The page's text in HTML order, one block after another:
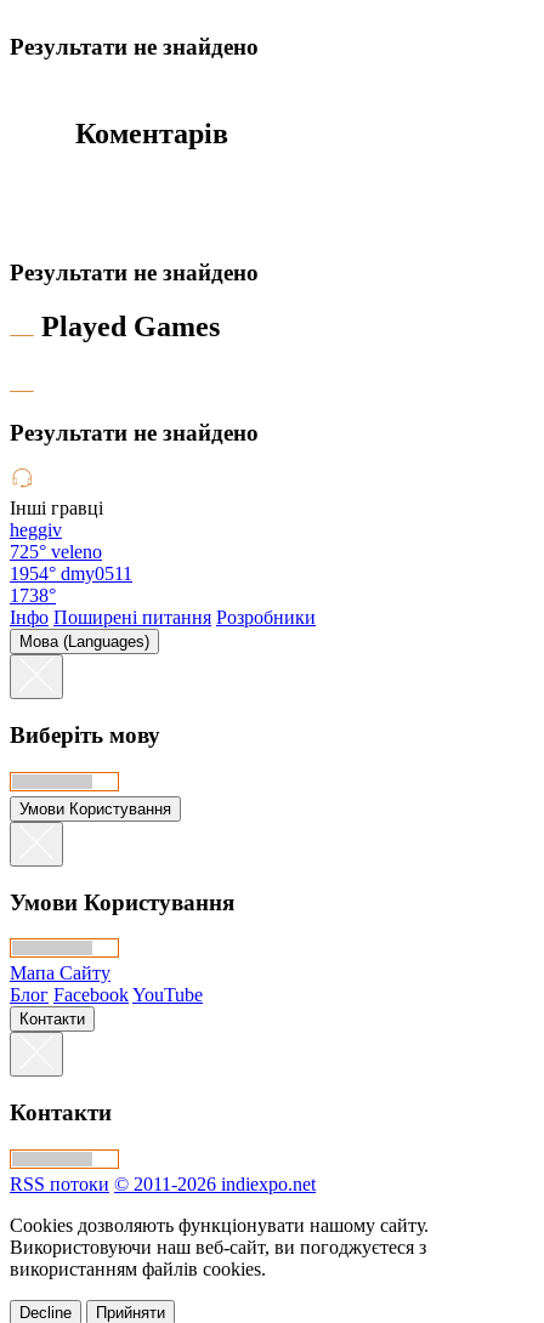
Результати не знайдено
Коментарів
Результати не знайдено
Played Games
Результати не знайдено
Інші гравці
heggiv
725° veleno
1954° dmy0511
1738°
Інфо Поширені питання Розробники
Мова (Languages)
Виберіть мову
Умови Користування
Умови Користування
Мапа Сайту
Блог FacebookYouTube
Контакти
Контакти
RSS потоки © 2011-2026 indiexpo.net
Cookies дозволяють функціонувати нашому сайту.
Використовуючи наш веб-сайт, ви погоджуєтеся з
використанням файлів cookies.
Decline Прийняти